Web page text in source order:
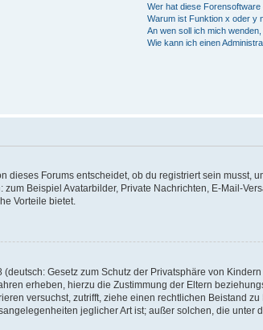
Wer hat diese Forensoftware
Warum ist Funktion x oder y
An wen soll ich mich
Wie kann ich einen
Forums entscheidet, ob du registriert sein musst,
Beispiel Avatarbilder, Private Nachrichten, E-Mail-
Vorteile bietet.
Gesetz zum Schutz der Privatsphäre von
erheben, hierzu die Zustimmung der Eltern
versuchst, zutrifft, ziehe einen rechtlichen Beistand
jeglicher Art ist; außer solchen, die unter